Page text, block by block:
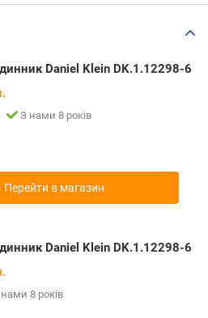
Daniel Klein DK.1.12298-6
З нами 8 років
Перейти в магазин
Daniel Klein DK.1.12298-6
8 років